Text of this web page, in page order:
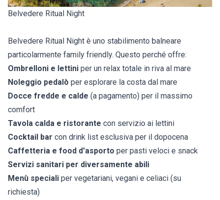
Belvedere Ritual Night
Belvedere Ritual Night è uno stabilimento balneare
particolarmente family friendly. Questo perché offre:
Ombrelloni e lettini per un relax totale in riva al mare
Noleggio pedalò per esplorare la costa dal mare
Docce fredde e calde (a pagamento) per il massimo
comfort
Tavola calda e ristorante con servizio ai lettini
Cocktail bar con drink list esclusiva per il dopocena
Caffetteria e food d'asporto per pasti veloci e snack
Servizi sanitari per diversamente abili
Menù speciali per vegetariani, vegani e celiaci (su
richiesta)